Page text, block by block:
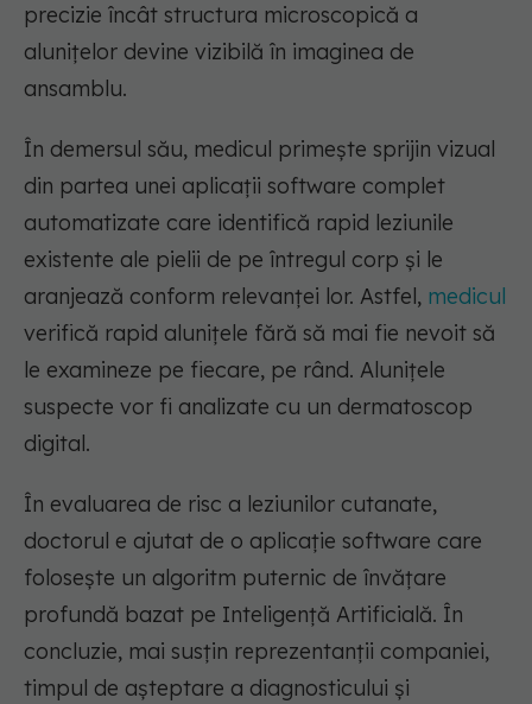
precizie încât structura microscopică a
aluniţelor devine vizibilă în imaginea de
ansamblu.
În demersul său, medicul primeşte sprijin vizual
din partea unei aplicaţii software complet
automatizate care identifică rapid leziunile
existente ale pielii de pe întregul corp şi le
aranjează conform relevanţei lor. Astfel, medicul
verifică rapid alunițele fără să mai fie nevoit să
le examineze pe fiecare, pe rând. Alunițele
suspecte vor fi analizate cu un dermatoscop
digital.
În evaluarea de risc a leziunilor cutanate,
doctorul e ajutat de o aplicaţie software care
foloseşte un algoritm puternic de învățare
profundă bazat pe Inteligență Artificială. În
concluzie, mai susțin reprezentanții companiei,
timpul de aşteptare a diagnosticului şi